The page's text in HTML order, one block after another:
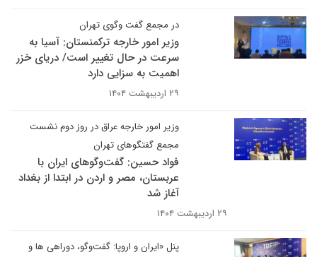
در مجمع گفت وگوی تهران
وزیر امور خارجه ترکمنستان: آسیا به
سرعت در حال تغییر است/ دریای خزر
اهمیت به سزایی دارد
۲۹ اردیبهشت ۱۴۰۴
وزیر امور خارجه عراق در روز دوم نشست
مجمع گفتگوهای تهران
فواد حسین: گفت‌وگوهای ایران با
عربستان، مصر و اردن در ابتدا از بغداد
آغاز شد
۲۹ اردیبهشت ۱۴۰۴
پنل «ایران و اروپا: گفت‌وگو، دوراهی ها و